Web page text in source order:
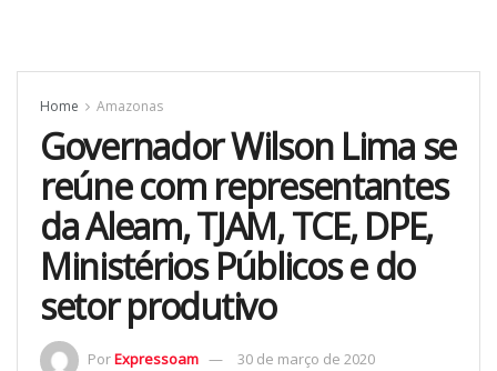
Home Amazonas
Governador Wilson Lima se
reúne com representantes
da Aleam, TJAM, TCE, DPE,
Ministérios Públicos e do
setor produtivo
PorExpressoam 30 de março de 2020